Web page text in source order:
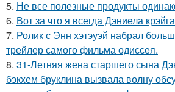
5. Не все полезные продукты
6. Вот за что я всегда Дэниела
7. Ролик с Энн хэтэуэй набрал
трейлер самого фильма одиссея.
8. 31-Летняя жена старшего сына
бэкхем бруклина вызвала волну